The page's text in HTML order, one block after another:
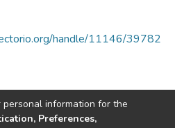
handle/11146/39782
information for the
Preferences,